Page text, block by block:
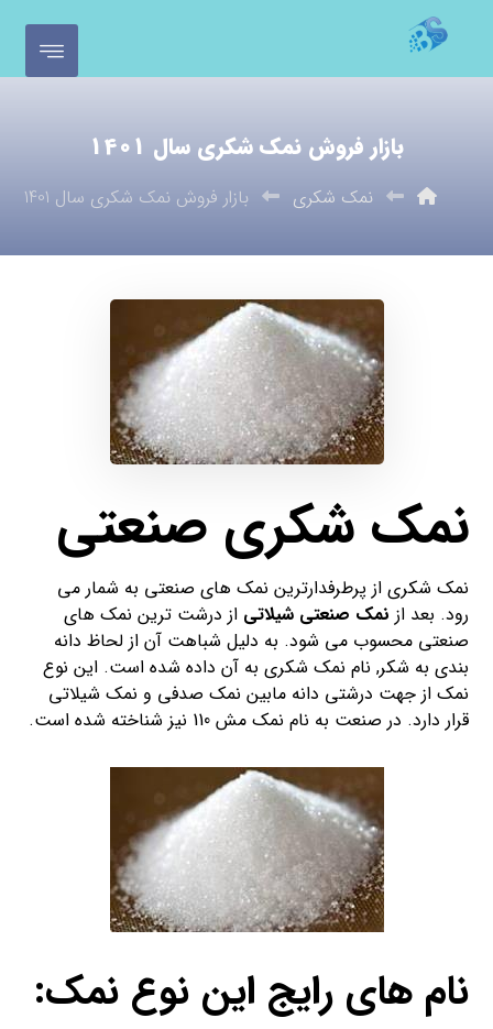
بازار فروش نمک شکری سال 1401
نمک شکری بازار فروش نمک شکری سال 1401
نمک شکری صنعتی
نمک شکری از پرطرفدارترین نمک های صنعتی به شمار می
رود. بعد از نمک صنعتی شیلاتی از درشت ترین نمک های
صنعتی محسوب می شود. به دلیل شباهت آن از لحاظ دانه
بندی به شکر, نام نمک شکری به آن داده شده است. این نوع
نمک از جهت درشتی دانه مابین نمک صدفی و نمک شیلاتی
قرار دارد. در صنعت به نام نمک مش 110 نیز شناخته شده است.
نام های رایج این نوع نمک: